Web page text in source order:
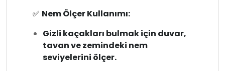
✅ Nem Ölçer Kullanımı:
Gizli kaçakları bulmak için duvar,
tavan ve zemindeki nem
seviyelerini ölçer.